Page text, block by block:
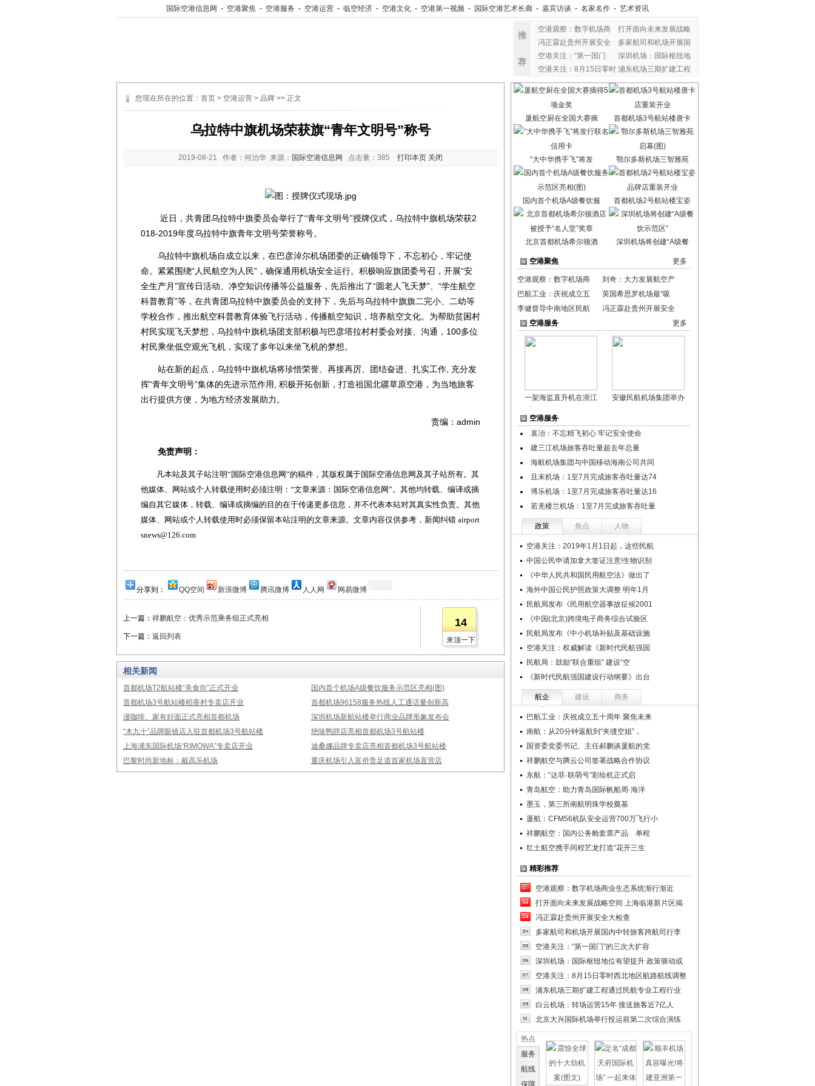
国际空港信息网 - 空港聚焦 - 空港服务 - 空港运营 - 临空经济 - 空港文化 - 空港第一视频 - 国际空港艺术长廊 - 嘉宾访谈 - 名家名作 - 艺术资讯
推
荐
空港观察：数字机场商
打开面向未来发展战略
冯正霖赴贵州开展安全
多家航司和机场开展国
空港关注：“第一国门
深圳机场：国际枢纽地
空港关注：8月15日零时 浦东机场三期扩建工程
您现在所在的位置： 首页 > 空港运营 > 品牌 >> 正文
乌拉特中旗机场荣获旗“青年文明号”称号
2019-08-21 作者：何治华 来源： 国际空港信息网 点击量： 385 打印本页 关闭
近日，共青团乌拉特中旗委员会举行了“青年文明号”授牌仪式，乌拉特中旗机场荣获2
018-2019年度乌拉特中旗青年文明号荣誉称号。
乌拉特中旗机场自成立以来，在巴彦淖尔机场团委的正确领导下，不忘初心，牢记使
命。紧紧围绕“人民航空为人民”，确保通用机场安全运行。积极响应旗团委号召，开展“安
全生产月”宣传日活动、净空知识传播等公益服务，先后推出了“圆老人飞天梦”、“学生航空
科普教育”等，在共青团乌拉特中旗委员会的支持下，先后与乌拉特中旗旗二完小、二幼等
学校合作，推出航空科普教育体验飞行活动，传播航空知识，培养航空文化。为帮助贫困村
村民实现飞天梦想，乌拉特中旗机场团支部积极与巴彦塔拉村村委会对接、沟通，100多位
村民乘坐低空观光飞机，实现了多年以来坐飞机的梦想。
站在新的起点，乌拉特中旗机场将珍惜荣誉、再接再厉、团结奋进、扎实工作, 充分发
挥“青年文明号”集体的先进示范作用, 积极开拓创新，打造祖国北疆草原空港，为当地旅客
出行提供方便，为地方经济发展助力。
责编：admin
免责声明：
凡本站及其子站注明“国际空港信息网”的稿件，其版权属于国际空港信息网及其子站所有。其
他媒体、网站或个人转载使用时必须注明：“文章来源：国际空港信息网”。其他均转载、编译或摘
编自其它媒体，转载、编译或摘编的目的在于传递更多信息，并不代表本站对其真实性负责。其他
媒体、网站或个人转载使用时必须保留本站注明的文章来源。文章内容仅供参考，新闻纠错 airport
snews@126.com
分享到： QQ空间 新浪微博 腾讯微博 人人网 网易微博
上一篇： 祥鹏航空：优秀示范乘务组正式亮相
下一篇： 返回列表
14
来顶一下
相关新闻
首都机场T2航站楼“美食街”正式开业
国内首个机场A级餐饮服务示范区亮相(图)
首都机场3号航站楼稻香村专卖店开业
首都机场96158服务热线人工通话量创新高
漫咖啡、家有好面正式亮相首都机场
深圳机场新航站楼举行商业品牌形象发布会
“木九十”品牌眼镜店入驻首都机场3号航站楼
绝味鸭脖店亮相首都机场3号航站楼
上海浦东国际机场“RIMOWA”专卖店开业
迪桑娜品牌专卖店亮相首都机场3号航站楼
巴黎时尚新地标：戴高乐机场
重庆机场引入富侨贵足道首家机场直营店
厦航空厨在全国大赛摘 首都机场3号航站楼唐卡
“大中华携手飞”将发 鄂尔多斯机场三智雅苑
国内首个机场A级餐饮服 首都机场2号航站楼宝姿
北京首都机场希尔顿酒 深圳机场将创建“A级餐
空港聚焦 更多
空港观察：数字机场商
刘奇：大力发展航空产
巴航工业：庆祝成立五
英国希思罗机场最“吸
李健督导中南地区民航
冯正霖赴贵州开展安全
空港服务
更多
一架海监直升机在浙江 安徽民航机场集团举办
空港服务
袁冶：不忘精飞初心 牢记安全使命
建三江机场旅客吞吐量超去年总量
海航机场集团与中国移动海南公司共同
且末机场：1至7月完成旅客吞吐量达74
博乐机场：1至7月完成旅客吞吐量达16
若羌楼兰机场：1至7月完成旅客吞吐量
政策 焦点 人物
空港关注：2019年1月1日起，这些民航
中国公民申请加拿大签证注意!生物识别
《中华人民共和国民用航空法》做出了
海外中国公民护照政策大调整 明年1月
民航局发布《民用航空器事故征候2001
《中国(北京)跨境电子商务综合试验区
民航局发布《中小机场补贴及基础设施
空港关注：权威解读《新时代民航强国
民航局：鼓励“联合重组” 建设“空
《新时代民航强国建设行动纲要》出台
航企 建设 商务
巴航工业：庆祝成立五十周年 聚焦未来
南航：从20分钟返航到“夹缝空姐”，
国资委党委书记、主任郝鹏谈厦航的党
祥鹏航空与腾云公司签署战略合作协议
东航：“达菲·联萌号”彩绘机正式启
青岛航空：助力青岛国际帆船周·海洋
墨玉，第三所南航明珠学校奠基
厦航：CFM56机队安全运营700万飞行小
祥鹏航空：国内公务舱套票产品 单程
红土航空携手同程艺龙打造“花开三生
精彩推荐
空港观察：数字机场商业生态系统渐行渐近
打开面向未来发展战略空间 上海临港新片区揭
冯正霖赴贵州开展安全大检查
多家航司和机场开展国内中转旅客跨航司行李
空港关注：“第一国门”的三次大扩容
深圳机场：国际枢纽地位有望提升 政策驱动或
空港关注：8月15日零时西北地区航路航线调整
浦东机场三期扩建工程通过民航专业工程行业
白云机场：转场运营15年 接送旅客近7亿人
北京大兴国际机场举行投运前第二次综合演练
热点
服务
航线
保障